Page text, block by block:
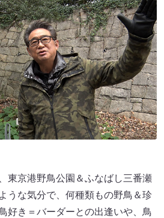
東京港野鳥公園＆ふなばし三番瀬
うな気分で、何種類もの野鳥＆珍
好き＝バーダーとの出逢いや、鳥